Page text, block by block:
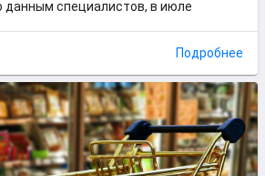
специалистов, в июле
Подробнее